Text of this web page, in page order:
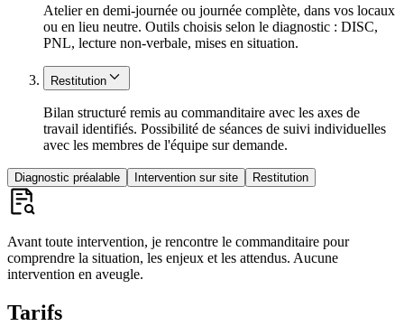
Atelier en demi-journée ou journée complète, dans vos locaux
ou en lieu neutre. Outils choisis selon le diagnostic : DISC,
PNL, lecture non-verbale, mises en situation.
Restitution
Bilan structuré remis au commanditaire avec les axes de
travail identifiés. Possibilité de séances de suivi individuelles
avec les membres de l'équipe sur demande.
Diagnostic préalable Intervention sur site Restitution
Avant toute intervention, je rencontre le commanditaire pour
comprendre la situation, les enjeux et les attendus. Aucune
intervention en aveugle.
Tarifs